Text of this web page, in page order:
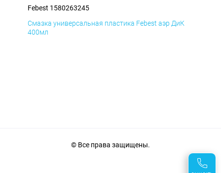
Febest 1580263245
Смазка универсальная пластика Febest аэр ДиК
400мл
© Все права защищены.